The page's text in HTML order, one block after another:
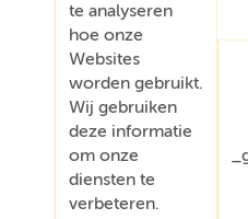
te analyseren
hoe onze
Websites
worden gebruikt.
Wij gebruiken
deze informatie
om onze
diensten te
verbeteren.